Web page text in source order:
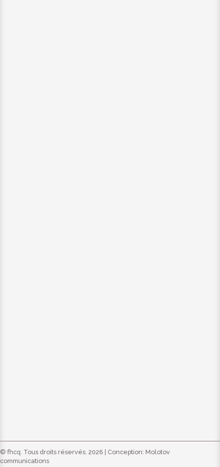
© fhcq. Tous droits réservés. 2026 | Conception: Molotov
communications